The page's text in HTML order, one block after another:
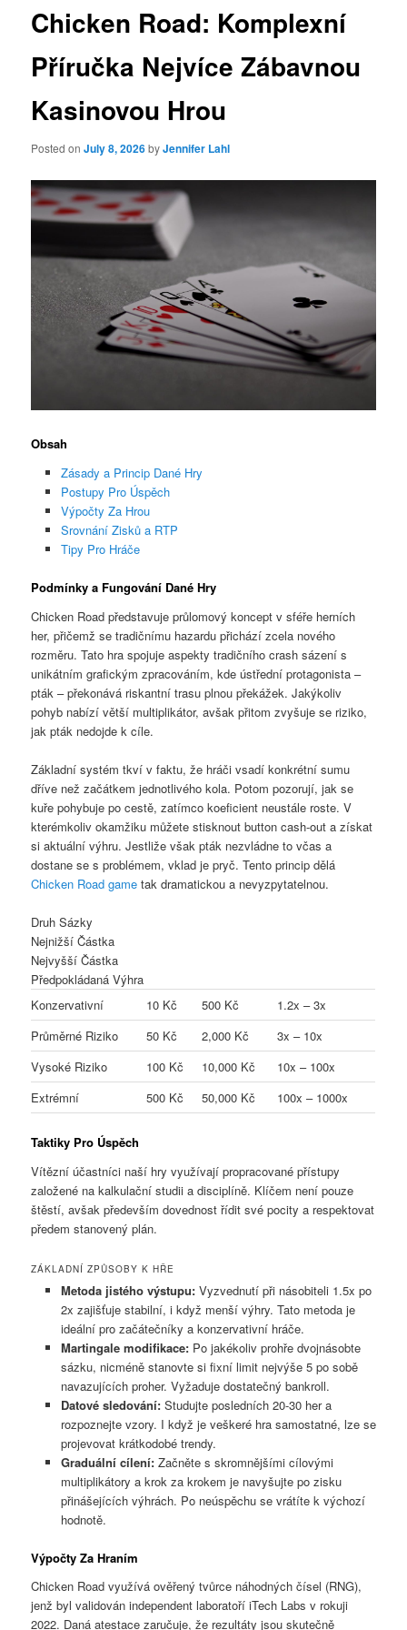
Chicken Road: Komplexní
Příručka Nejvíce Zábavnou
Kasinovou Hrou
Posted onJuly 8, 2026byJennifer Lahl
Obsah
Zásady a Princip Dané Hry
Postupy Pro Úspěch
Výpočty Za Hrou
Srovnání Zisků a RTP
Tipy Pro Hráče
Podmínky a Fungování Dané Hry
Chicken Road představuje průlomový koncept v sféře herních
her, přičemž se tradičnímu hazardu přichází zcela nového
rozměru. Tato hra spojuje aspekty tradičního crash sázení s
unikátním grafickým zpracováním, kde ústřední protagonista –
pták – překonává riskantní trasu plnou překážek. Jakýkoliv
pohyb nabízí větší multiplikátor, avšak přitom zvyšuje se riziko,
jak pták nedojde k cíle.
Základní systém tkví v faktu, že hráči vsadí konkrétní sumu
dříve než začátkem jednotlivého kola. Potom pozorují, jak se
kuře pohybuje po cestě, zatímco koeficient neustále roste. V
kterémkoliv okamžiku můžete stisknout button cash-out a získat
si aktuální výhru. Jestliže však pták nezvládne to včas a
dostane se s problémem, vklad je pryč. Tento princip dělá
Chicken Road game tak dramatickou a nevyzpytatelnou.
Druh Sázky
Nejnižší Částka
Nejvyšší Částka
Předpokládaná Výhra
Konzervativní
10 Kč 500 Kč
1.2x – 3x
Průměrné Riziko
50 Kč 2,000 Kč
3x – 10x
Vysoké Riziko
100 Kč 10,000 Kč
10x – 100x
Extrémní
500 Kč 50,000 Kč 100x – 1000x
Taktiky Pro Úspěch
Vítězní účastníci naší hry využívají propracované přístupy
založené na kalkulační studii a disciplíně. Klíčem není pouze
štěstí, avšak především dovednost řídit své pocity a respektovat
předem stanovený plán.
ZÁKLADNÍ ZPŮSOBY K HŘE
Metoda jistého výstupu:Vyzvednutí při násobiteli 1.5x po
2x zajišťuje stabilní, i když menší výhry. Tato metoda je
ideální pro začátečníky a konzervativní hráče.
Martingale modifikace:Po jakékoliv prohře dvojnásobte
sázku, nicméně stanovte si fixní limit nejvýše 5 po sobě
navazujících proher. Vyžaduje dostatečný bankroll.
Datové sledování:Studujte posledních 20-30 her a
rozpoznejte vzory. I když je veškeré hra samostatné, lze se
projevovat krátkodobé trendy.
Graduální cílení:Začněte s skromnějšími cílovými
multiplikátory a krok za krokem je navyšujte po zisku
přinášejících výhrách. Po neúspěchu se vrátíte k výchozí
hodnotě.
Výpočty Za Hraním
Chicken Road využívá ověřený tvůrce náhodných čísel (RNG),
jenž byl validován independent laboratoří iTech Labs v rokuji
2022. Daná atestace zaručuje, že rezultáty jsou skutečně